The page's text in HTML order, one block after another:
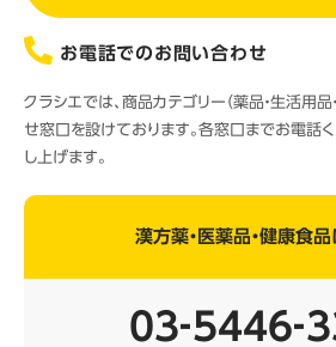
お電話でのお問い合わせ
クラシエでは、商品カテゴリー（薬品・生活用品
せ窓口を設けております。各窓口までお電話
し上げます。
漢方薬・医薬品・健康食